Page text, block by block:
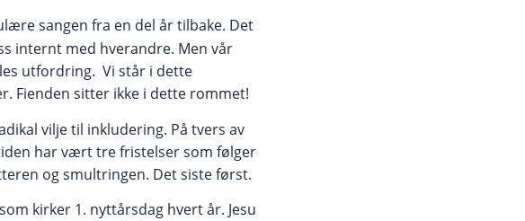
sangen fra en del år tilbake. Det
internt med hverandre. Men vår
utfordring. Vi står i dette
Fienden sitter ikke i dette rommet!
vilje til inkludering. På tvers av
har vært tre fristelser som følger
og smultringen. Det siste først.
kirker 1. nyttårsdag hvert år. Jesu